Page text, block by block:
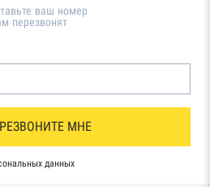
ваш номер
перезвонят
МНЕ
данных